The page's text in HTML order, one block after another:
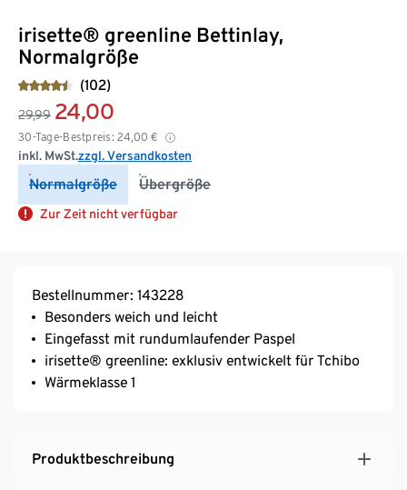
irisette® greenline Bettinlay,
Normalgröße
(102)
29,99 24,00
30-Tage-Bestpreis: 24,00 €
inkl. MwSt.zzgl. Versandkosten
Normalgröße Übergröße
Zur Zeit nicht verfügbar
Bestellnummer: 143228
Besonders weich und leicht
Eingefasst mit rundumlaufender Paspel
irisette® greenline: exklusiv entwickelt für Tchibo
Wärmeklasse 1
Produktbeschreibung